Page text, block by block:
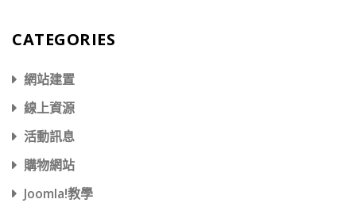
CATEGORIES
網站建置
線上資源
活動訊息
購物網站
Joomla!教學